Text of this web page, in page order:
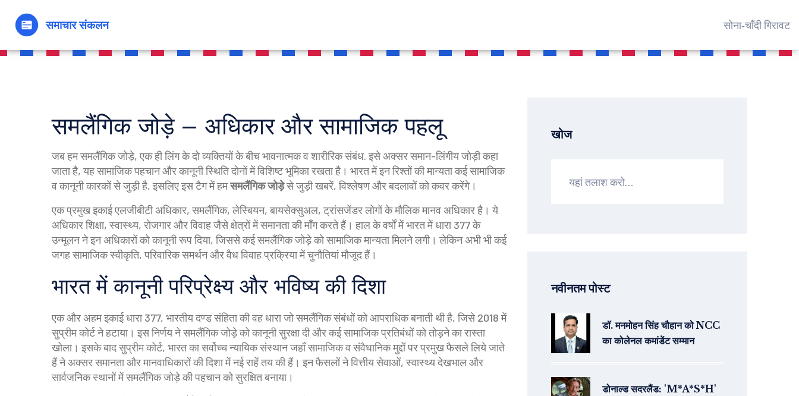
सोना‑चाँदी गिरावट
समलैंगिक जोड़े – अधिकार और सामाजिक पहलू
जब हमसमलैंगिक जोड़े,एक ही लिंग के दो व्यक्तियों के बीच भावनात्मक व शारीरिक संबंध. इसे अक्सरसमान-लिंगीय जोड़ीकहा
जाता है, यह सामाजिक पहचान और कानूनी स्थिति दोनों में विशिष्ट भूमिका रखता है। भारत में इन रिश्तों की मान्यता कई सामाजिक
व कानूनी कारकों से जुड़ी है, इसलिए इस टैग में हमसमलैंगिक जोड़ेसे जुड़ी खबरें, विश्लेषण और बदलावों को कवर करेंगे।
एक प्रमुख इकाईएलजीबीटी अधिकार,समलैंगिक, लेस्बियन, बायसेक्सुअल, ट्रांसजेंडर लोगों के मौलिक मानव अधिकारहै। ये
अधिकार शिक्षा, स्वास्थ्य, रोजगार और विवाह जैसे क्षेत्रों में समानता की माँग करते हैं। हाल के वर्षों में भारत में धारा 377 के
उन्मूलन ने इन अधिकारों को कानूनी रूप दिया, जिससे कई समलैंगिक जोड़े को सामाजिक मान्यता मिलने लगी। लेकिन अभी भी कई
जगह सामाजिक स्वीकृति, परिवारिक समर्थन और वैध विवाह प्रक्रिया में चुनौतियां मौजूद हैं।
भारत में कानूनी परिप्रेक्ष्य और भविष्य की दिशा
एक और अहम इकाईधारा 377, भारतीय दण्ड संहिता की वह धारा जो समलैंगिक संबंधों को आपराधिक बनाती थीहै, जिसे 2018 में
सुप्रीम कोर्ट ने हटाया। इस निर्णय ने समलैंगिक जोड़े को कानूनी सुरक्षा दी और कई सामाजिक प्रतिबंधों को तोड़ने का रास्ता
खोला। इसके बादसुप्रीम कोर्ट, भारत का सर्वोच्च न्यायिक संस्थान जहाँ सामाजिक व संवैधानिक मुद्दों पर प्रमुख फैसले लिये जाते
हैंने अक्सर समानता और मानवाधिकारों की दिशा में नई राहें तय की हैं। इन फैसलों ने वित्तीय सेवाओं, स्वास्थ्य देखभाल और
सार्वजनिक स्थानों में समलैंगिक जोड़े की पहचान को सुरक्षित बनाया।
खोज
नवीनतम पोस्ट
डॉ. मनमोहन सिंह चौहान को NCC
का कोलेनल कमांडेंट सम्मान
डोनाल्ड सदरलैंड: 'M*A*S*H'